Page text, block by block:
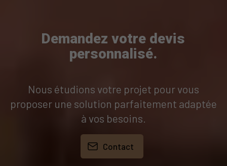
Demandez votre devis
personnalisé.
Nous étudions votre projet pour vous
proposer une solution parfaitement adaptée
à vos besoins.
Contact